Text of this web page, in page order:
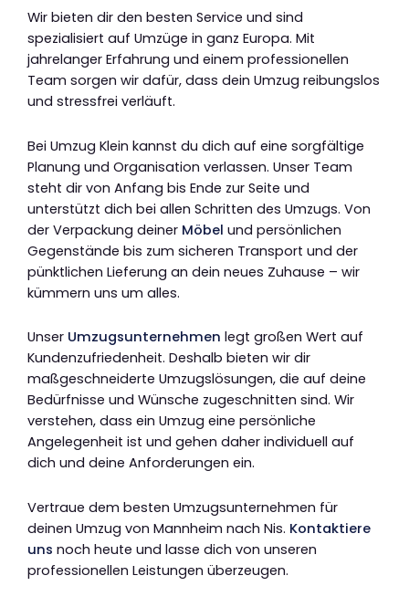
Wir bieten dir den besten Service und sind
spezialisiert auf Umzüge in ganz Europa. Mit
jahrelanger Erfahrung und einem professionellen
Team sorgen wir dafür, dass dein Umzug reibungslos
und stressfrei verläuft.
Bei Umzug Klein kannst du dich auf eine sorgfältige
Planung und Organisation verlassen. Unser Team
steht dir von Anfang bis Ende zur Seite und
unterstützt dich bei allen Schritten des Umzugs. Von
der Verpackung deiner Möbel und persönlichen
Gegenstände bis zum sicheren Transport und der
pünktlichen Lieferung an dein neues Zuhause – wir
kümmern uns um alles.
Unser Umzugsunternehmen legt großen Wert auf
Kundenzufriedenheit. Deshalb bieten wir dir
maßgeschneiderte Umzugslösungen, die auf deine
Bedürfnisse und Wünsche zugeschnitten sind. Wir
verstehen, dass ein Umzug eine persönliche
Angelegenheit ist und gehen daher individuell auf
dich und deine Anforderungen ein.
Vertraue dem besten Umzugsunternehmen für
deinen Umzug von Mannheim nach Nis. Kontaktiere
uns noch heute und lasse dich von unseren
professionellen Leistungen überzeugen.